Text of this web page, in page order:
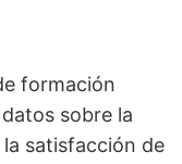
formación
sobre la
satisfacción de